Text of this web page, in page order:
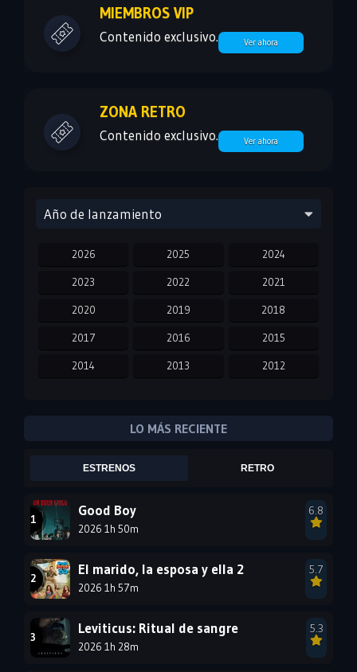
MIEMBROS VIP
Contenido exclusivo. Ver ahora
ZONA RETRO
Contenido exclusivo. Ver ahora
Año de lanzamiento
2026 2025 2024
2023 2022 2021
2020 2019 2018
2017 2016 2015
2014 2013 2012
2007
1999
1996
1990
1984
LO MÁS RECIENTE
ESTRENOS RETRO
Good Boy
2026 1h 50m
6.8
El marido, la esposa y ella 2
2026 1h 57m
5.7
Leviticus: Ritual de sangre
2026 1h 28m
5.3